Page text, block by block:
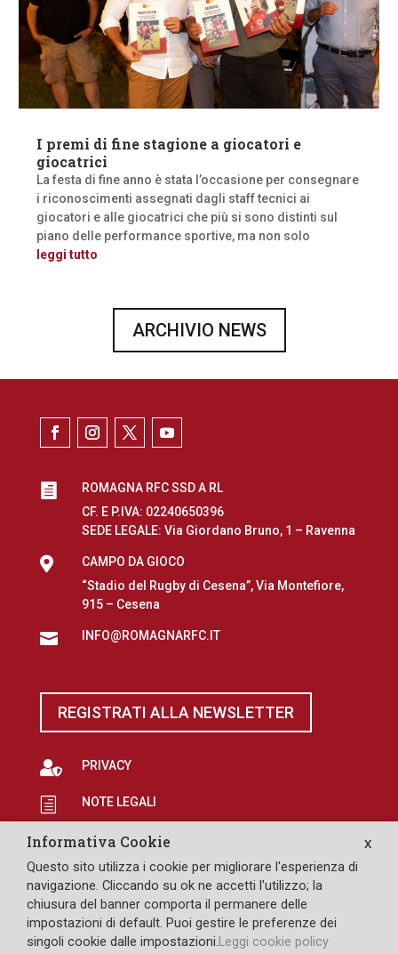
I premi di fine stagione a giocatori e
giocatrici
La festa di fine anno è stata l’occasione per consegnare
i riconoscimenti assegnati dagli staff tecnici ai
giocatori e alle giocatrici che più si sono distinti sul
piano delle performance sportive, ma non solo
leggi tutto
ARCHIVIO NEWS

ROMAGNA RFC SSD A RL
CF. E P.IVA: 02240650396
SEDE LEGALE: Via Giordano Bruno, 1 – Ravenna

CAMPO DA GIOCO
“Stadio del Rugby di Cesena”, Via Montefiore,
915 – Cesena
 INFO@ROMAGNARFC.IT
REGISTRATI ALLA NEWSLETTER
 PRIVACY
h NOTE LEGALI
p EROGAZIONI PUBBLICHE
 SAFEGUARDING
DESIGN: PULLOVER
X
Informativa Cookie
Questo sito utilizza i cookie per migliorare l'esperienza di
navigazione. Cliccando su ok ne accetti l'utilizzo; la
chiusura del banner comporta il permanere delle
impostazioni di default. Puoi gestire le preferenze dei
singoli cookie dalle impostazioni.Leggi cookie policy